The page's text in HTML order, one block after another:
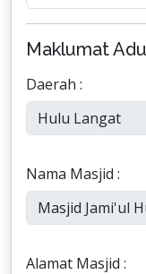
Maklumat
Daerah :
Nama Masjid :
Alamat Masjid :